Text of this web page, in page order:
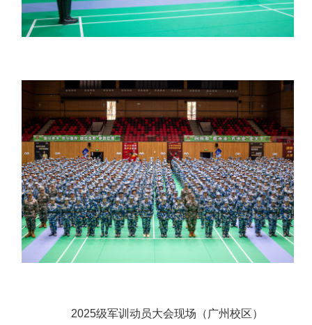
2025级军训动员大会现场 （广州校区）